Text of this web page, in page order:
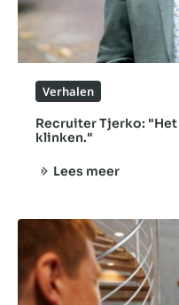
Recruiter Tjerko:
klinken."
Verhalen
Lees meer